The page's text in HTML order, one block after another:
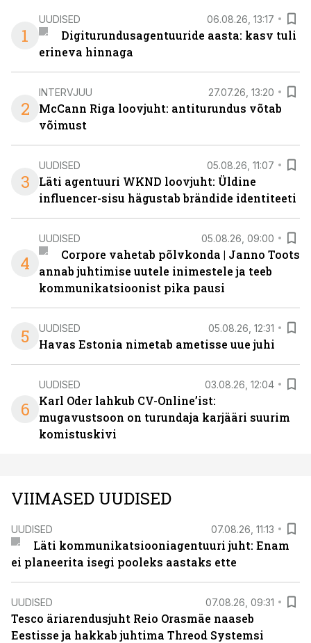
1
UUDISED 06.08.26, 13:17
Digiturundusagentuuride aasta: kasv tuli
erineva hinnaga
2
INTERVJUU 27.07.26, 13:20
McCann Riga loovjuht: antiturundus võtab
võimust
3
UUDISED 05.08.26, 11:07
Läti agentuuri WKND loovjuht: Üldine
influencer-sisu hägustab brändide identiteeti
4
UUDISED 05.08.26, 09:00
Corpore vahetab põlvkonda | Janno Toots
annab juhtimise uutele inimestele ja teeb
kommunikatsioonist pika pausi
5 UUDISED 05.08.26, 12:31
Havas Estonia nimetab ametisse uue juhi
6
UUDISED 03.08.26, 12:04
Karl Oder lahkub CV-Online’ist:
mugavustsoon on turundaja karjääri suurim
komistuskivi
VIIMASED UUDISED
UUDISED 07.08.26, 11:13
Läti kommunikatsiooniagentuuri juht: Enam
ei planeerita isegi pooleks aastaks ette
UUDISED 07.08.26, 09:31
Tesco äriarendusjuht Reio Orasmäe naaseb
Eestisse ja hakkab juhtima Threod Systemsi